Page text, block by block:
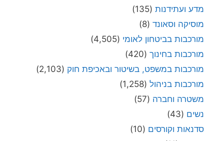
מדע ועתידנות (135)
מוסיקה וסאונד (8)
מורכבות בביטחון לאומי (4,505)
מורכבות בחינוך (420)
מורכבות במשפט, בשיטור ובאכיפת חוק (2,103)
מורכבות בניהול (1,258)
משטרה וחברה (57)
נשים (43)
סדנאות וקורסים (10)